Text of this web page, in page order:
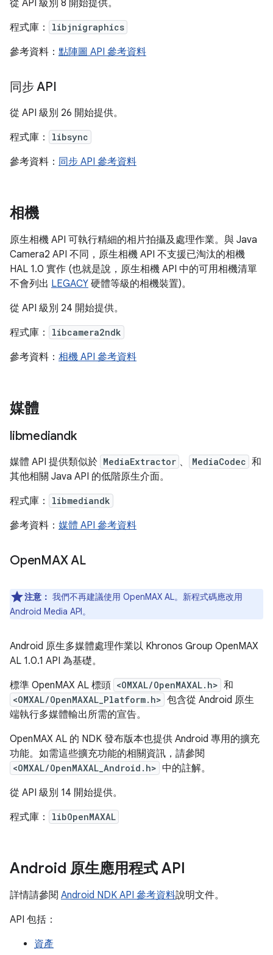
從 API 級別 8 開始提供。
程式庫：
libjnigraphics
參考資料： 點陣圖 API 參考資料
同步 API
從 API 級別 26 開始提供。
程式庫：
libsync
參考資料： 同步 API 參考資料
相機
原生相機 API 可執行精細的相片拍攝及處理作業。與 Java
Camera2 API 不同，原生相機 API 不支援已淘汰的相機
HAL 1.0 實作 (也就是說，原生相機 API 中的可用相機清單
不會列出 LEGACY 硬體等級的相機裝置)。
從 API 級別 24 開始提供。
程式庫：
libcamera2ndk
參考資料： 相機 API 參考資料
媒體
libmediandk
媒體 API 提供類似於 MediaExtractor 、 MediaCodec 和
其他相關 Java API 的低階原生介面。
程式庫：
libmediandk
參考資料： 媒體 API 參考資料
OpenMAX AL
注意： 我們不再建議使用 OpenMAX AL。新程式碼應改用
Android Media API。
Android 原生多媒體處理作業以 Khronos Group OpenMAX
AL 1.0.1 API 為基礎。
標準 OpenMAX AL 標頭 <OMXAL/OpenMAXAL.h> 和
<OMXAL/OpenMAXAL_Platform.h> 包含從 Android 原生
端執行多媒體輸出所需的宣告。
OpenMAX AL 的 NDK 發布版本也提供 Android 專用的擴充
功能。如需這些擴充功能的相關資訊，請參閱
<OMXAL/OpenMAXAL_Android.h> 中的註解。
從 API 級別 14 開始提供。
程式庫：
libOpenMAXAL
Android 原生應用程式 API
詳情請參閱 Android NDK API 參考資料說明文件。
API 包括：
資產